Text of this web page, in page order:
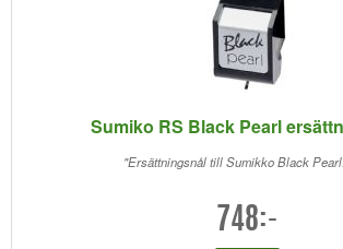
Sumiko RS Black Pearl
"Ersättningsnål till Sumikko Black
748:-